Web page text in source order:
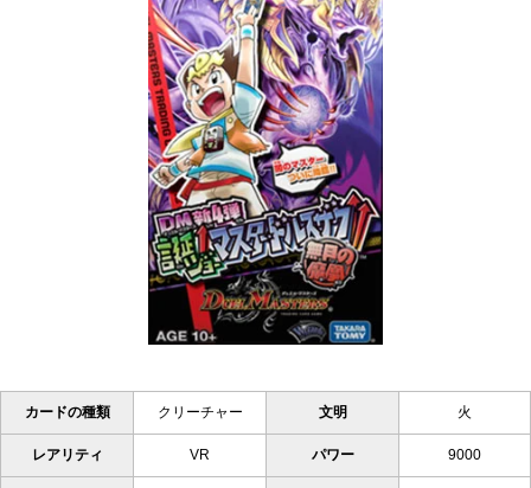
カードの種類 クリーチャー 文明 火
レアリティ VR パワー 9000